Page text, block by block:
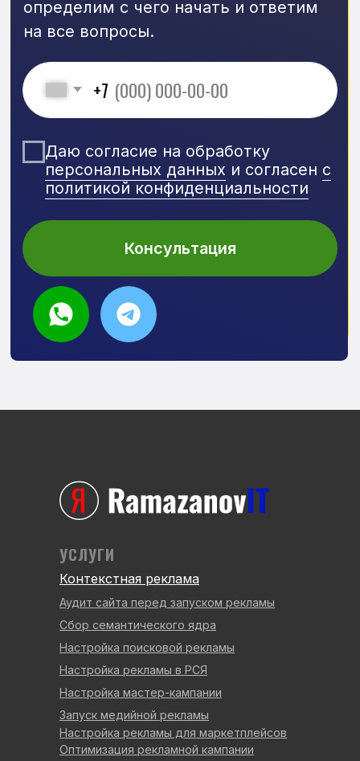
УСЛУГИ
Контекстная реклама
Аудит сайта перед запуском рекламы
Сбор семантического ядра
Настройка поисковой рекламы
Настройка рекламы в РСЯ
Настройка мастер-кампании
Запуск медийной рекламы
Настройка рекламы для маркетплейсов
Оптимизация рекламной кампании